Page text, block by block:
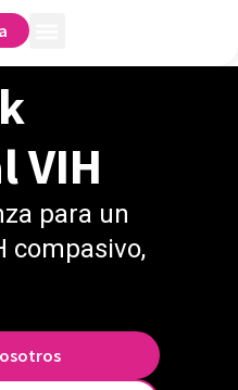
VIH
para un
compasivo,